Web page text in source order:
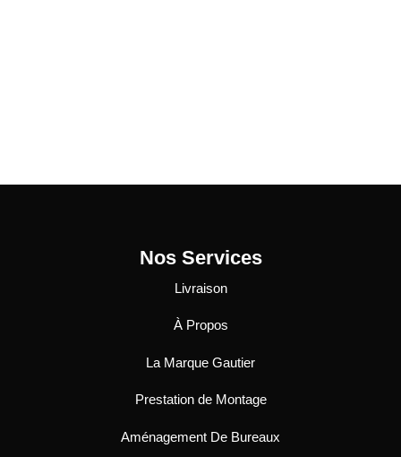
Nos Services
Livraison
À Propos
La Marque Gautier
Prestation de Montage
Aménagement De Bureaux